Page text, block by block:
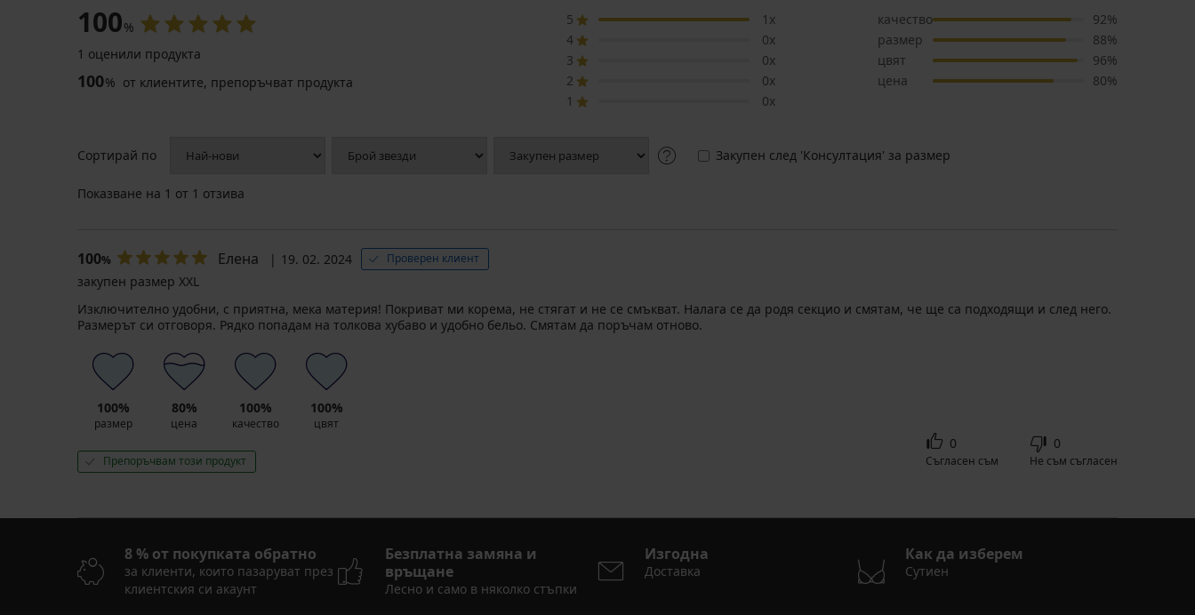
Сутиен
за
подплатен,
без
банели
€
(64,52
лв.)
26,39
(51,61
лв.)
BRA20
Нощница
за
и
€
(113,42
100%
1 оценили продукта
100% от клиентите, препоръчват продукта
5
1x
4
0x
3
0x
2
0x
1
0x
качество
92%
размер
88%
цвят
96%
цена
80%
Сортирай по Закупен след 'Консултация' за размер
Показване на 1 от 1 отзива
100% Елена 19. 02. 2024 Проверен клиент
закупен размер XXL
Изключително удобни, с приятна, мека материя! Покриват ми корема, не стягат и не се смъкват. Налага се да родя секцио и смятам, че ще са подходящи и след него.
Размерът си отговоря. Рядко попадам на толкова хубаво и удобно бельо. Смятам да поръчам отново.
100%
размер
80%
цена
100%
качество
100%
цвят
Препоръчвам този продукт
0
Съгласен съм
0
Не съм съгласен
8 % от покупката обратно
за клиенти, които пазаруват през
клиентския си акаунт
Безплатна замяна и
връщане
Лесно и само в няколко стъпки
Изгодна
Доставка
Как да изберем
Сутиен